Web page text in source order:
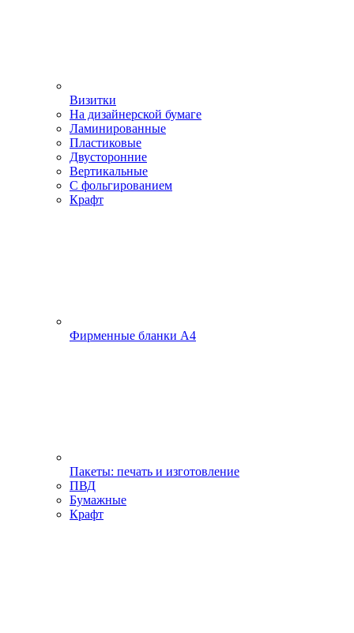
Визитки
На дизайнерской бумаге
Ламинированные
Пластиковые
Двусторонние
Вертикальные
С фольгированием
Крафт
Фирменные бланки А4
Пакеты: печать и изготовление
ПВД
Бумажные
Крафт